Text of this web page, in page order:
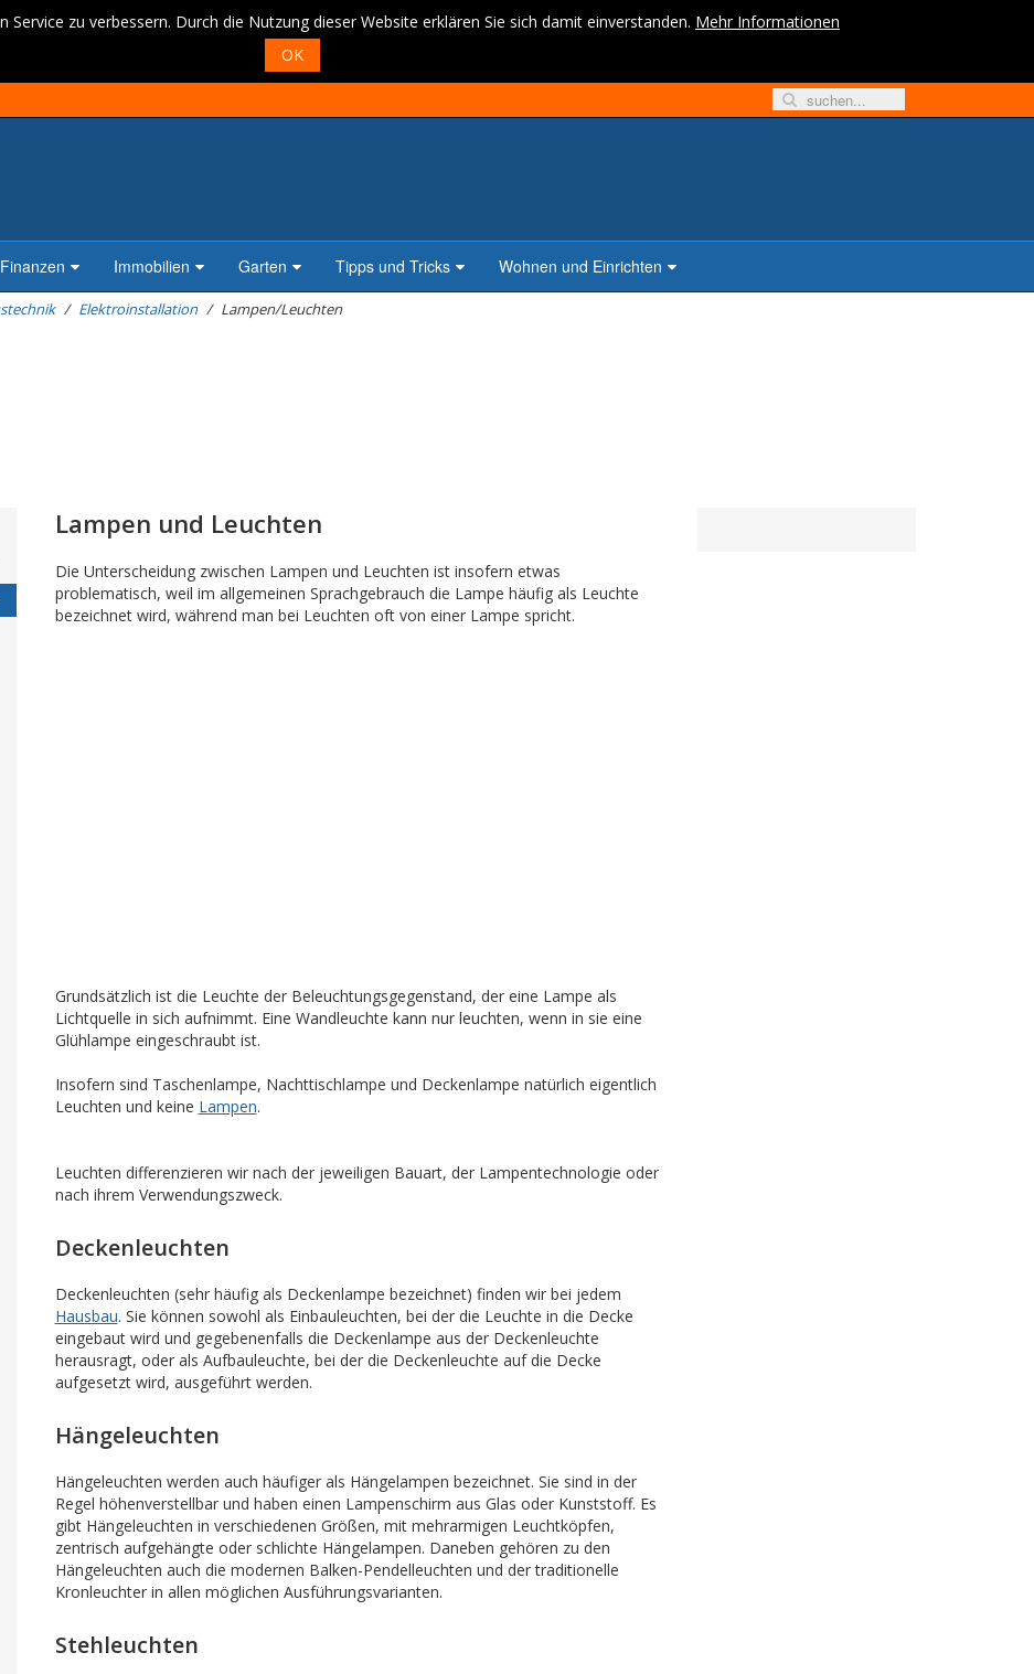
Service zu verbessern. Durch die Nutzung dieser Website erklären Sie sich damit einverstanden. Mehr Informationen
OK
Finanzen Immobilien Garten Tipps und Tricks Wohnen und Einrichten
Elektroinstallation Lampen/Leuchten
Lampen und Leuchten
Die Unterscheidung zwischen Lampen und Leuchten ist insofern etwas
problematisch, weil im allgemeinen Sprachgebrauch die Lampe häufig als Leuchte
bezeichnet wird, während man bei Leuchten oft von einer Lampe spricht.
Grundsätzlich ist die Leuchte der Beleuchtungsgegenstand, der eine Lampe als
Lichtquelle in sich aufnimmt. Eine Wandleuchte kann nur leuchten, wenn in sie eine
Glühlampe eingeschraubt ist.
Insofern sind Taschenlampe, Nachttischlampe und Deckenlampe natürlich eigentlich
Leuchten und keine Lampen.
Leuchten differenzieren wir nach der jeweiligen Bauart, der Lampentechnologie oder
nach ihrem Verwendungszweck.
Deckenleuchten
Deckenleuchten (sehr häufig als Deckenlampe bezeichnet) finden wir bei jedem
Hausbau. Sie können sowohl als Einbauleuchten, bei der die Leuchte in die Decke
eingebaut wird und gegebenenfalls die Deckenlampe aus der Deckenleuchte
herausragt, oder als Aufbauleuchte, bei der die Deckenleuchte auf die Decke
aufgesetzt wird, ausgeführt werden.
Hängeleuchten
Hängeleuchten werden auch häufiger als Hängelampen bezeichnet. Sie sind in der
Regel höhenverstellbar und haben einen Lampenschirm aus Glas oder Kunststoff. Es
gibt Hängeleuchten in verschiedenen Größen, mit mehrarmigen Leuchtköpfen,
zentrisch aufgehängte oder schlichte Hängelampen. Daneben gehören zu den
Hängeleuchten auch die modernen Balken-Pendelleuchten und der traditionelle
Kronleuchter in allen möglichen Ausführungsvarianten.
Stehleuchten